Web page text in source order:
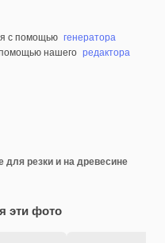
с помощью генератора
нашего редактора
резки и на древесине
эти фото